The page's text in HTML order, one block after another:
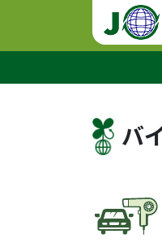
コンテンツへスキップ
メインナビ
バ